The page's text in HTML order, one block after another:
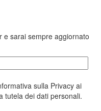
e sarai sempre aggiornato
sulla Privacy ai
tutela dei dati personali.